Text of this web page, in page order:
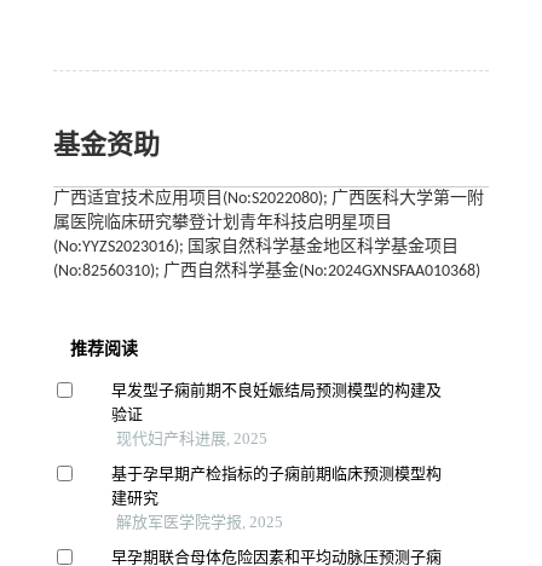
基金资助
广西适宜技术应用项目(No:S2022080); 广西医科大学第一附
属医院临床研究攀登计划青年科技启明星项目
(No:YYZS2023016); 国家自然科学基金地区科学基金项目
(No:82560310); 广西自然科学基金(No:2024GXNSFAA010368)